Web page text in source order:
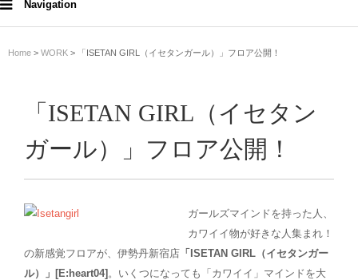
Navigation
Home > WORK > 「ISETAN GIRL（イセタンガール）」フロア公開！
「ISETAN GIRL（イセタン
ガール）」フロア公開！
ガールズマインドを持った人、
カワイイ物が好きな人集まれ！
の新感覚フロアが、伊勢丹新宿店 「ISETAN GIRL（イセタンガー
ル）」[E:heart04]。いくつになっても「カワイイ」マインドを大